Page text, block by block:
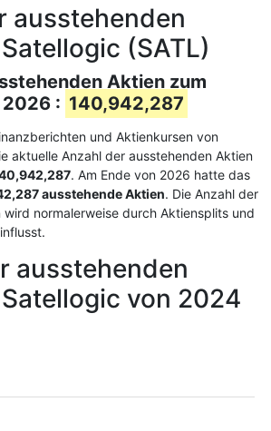
ausstehenden
(SATL)
Aktien zum
: 140,942,287
und Aktienkursen von
aktuelle Anzahl der ausstehenden Aktien
. Am Ende von 2026 hatte das
ausstehende Aktien. Die Anzahl der
normalerweise durch Aktiensplits und
ausstehenden
von 2024